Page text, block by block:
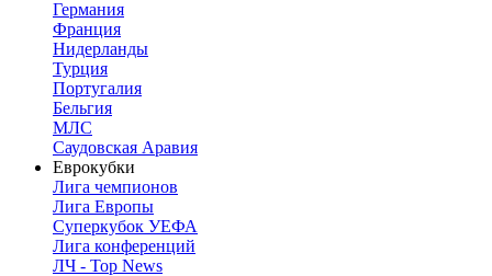
Германия
Франция
Нидерланды
Турция
Португалия
Бельгия
МЛС
Саудовская Аравия
Еврокубки
Лига чемпионов
Лига Европы
Суперкубок УЕФА
Лига конференций
ЛЧ - Top News